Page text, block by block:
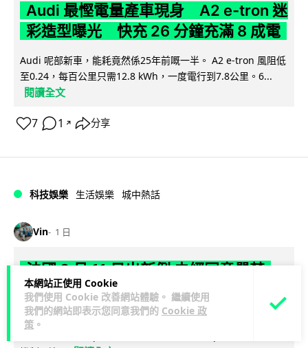
本網站正使用 Cookie
我們使用 Cookie 改善網站體驗。 繼續使用
我們的網站即表示您同意我們的 Cookie 政
策 。
Audi 最慳電量產車現身 A2 e-tron 迷
彩造型曝光 快充 26 分鐘充滿 8 成電
Audi 呢部新車，能耗竟然係25年前嘅一半。 A2 e-tron 風阻低
至0.24，每百公里只需12.8 kWh，一度電行到7.8公里。6...
閱讀全文
7 1 ↗ 分享
科技娛樂 生活娛樂 城中熱話
Vin 1 日
法國 8 月 11 日出新例 未經同意嚴禁
Cold Call 違規企業最高罰 345 萬
法國將於 8 月 11 日起實施新例，全面禁止企業未經消費者同意